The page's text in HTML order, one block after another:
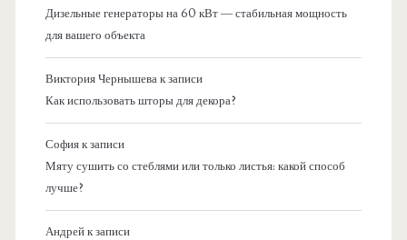
Дизельные генераторы на 60 кВт — стабильная мощность
для вашего объекта
Виктория Чернышевак записи
Как использовать шторы для декора?
Софияк записи
Мяту сушить со стеблями или только листья: какой способ
лучше?
Андрейк записи